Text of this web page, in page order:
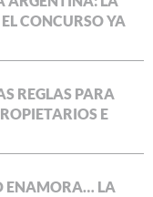
CONCURSO YA
REGLAS PARA
E
ENAMORA… LA